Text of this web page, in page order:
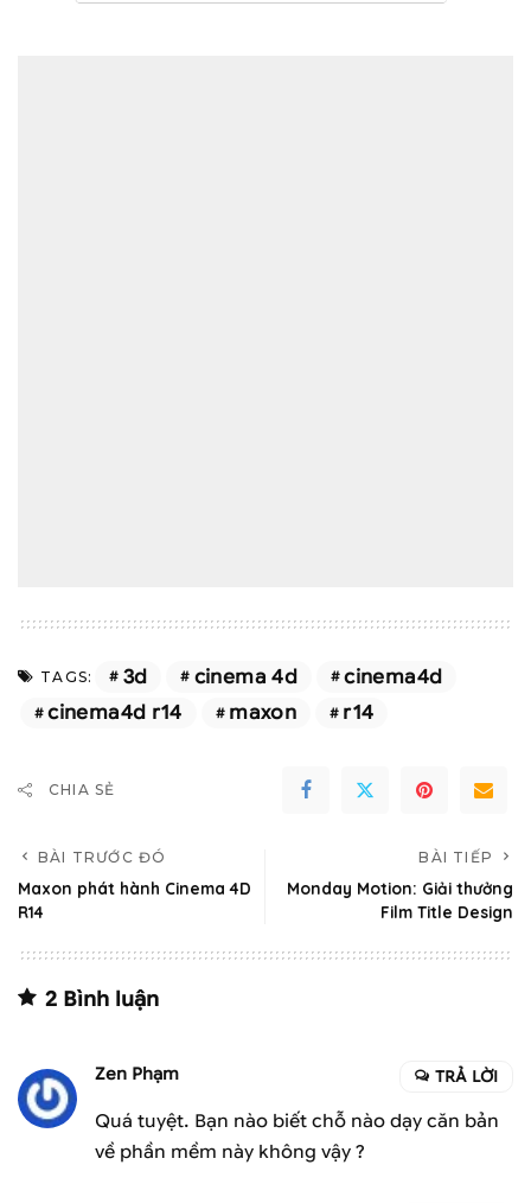
TAGS: 3d cinema 4d
cinema4d
cinema4d r14
maxon r14
CHIA SẺ
BÀI TRƯỚC ĐÓ
Maxon phát hành Cinema 4D
R14
BÀI TIẾP
Monday Motion: Giải thưởng
Film Title Design
2 Bình luận
Zen Phạm
Quá tuyệt. Bạn nào biết chỗ nào dạy căn bản
về phần mềm này không vậy ?
TRẢ LỜI